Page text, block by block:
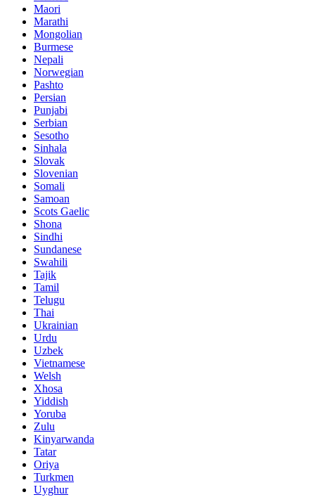
Maori
Marathi
Mongolian
Burmese
Nepali
Norwegian
Pashto
Persian
Punjabi
Serbian
Sesotho
Sinhala
Slovak
Slovenian
Somali
Samoan
Scots Gaelic
Shona
Sindhi
Sundanese
Swahili
Tajik
Tamil
Telugu
Thai
Ukrainian
Urdu
Uzbek
Vietnamese
Welsh
Xhosa
Yiddish
Yoruba
Zulu
Kinyarwanda
Tatar
Oriya
Turkmen
Uyghur